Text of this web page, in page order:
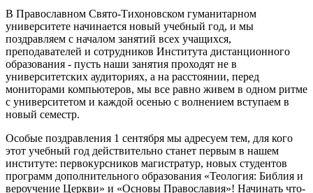
В Православном Свято-Тихоновском гуманитарном
университете начинается новый учебный год, и мы
поздравляем с началом занятий всех учащихся,
преподавателей и сотрудников Института дистанционного
образования - пусть наши занятия проходят не в
университетских аудиториях, а на расстоянии, перед
мониторами компьютеров, мы все равно живем в одном ритме
с университетом и каждой осенью с волнением вступаем в
новый семестр.
Особые поздравления 1 сентября мы адресуем тем, для кого
этот учебный год действительно станет первым в нашем
институте: первокурсников магистратур, новых студентов
программ дополнительного образования «Теология: Библия и
вероучение Церкви» и «Основы Православия»! Начинать что-